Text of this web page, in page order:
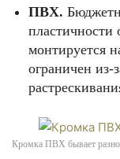
ПВХ.
пластичности
монтируется
ограничен из-
Кромка ПВХ бывает